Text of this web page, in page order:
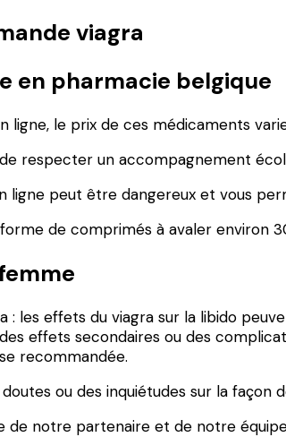
viagra
en pharmacie belgique
ligne, le prix de ces médicaments
respecter un accompagnement
ligne peut être dangereux et vous
de comprimés à avaler environ
: les effets du viagra sur la libido
effets secondaires ou des
recommandée.
doutes ou des inquiétudes sur la
de notre partenaire et de notre